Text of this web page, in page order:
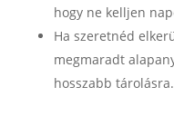
hogy ne kelljen
Ha szeretnéd
megmaradt
hosszabb tárolásra.